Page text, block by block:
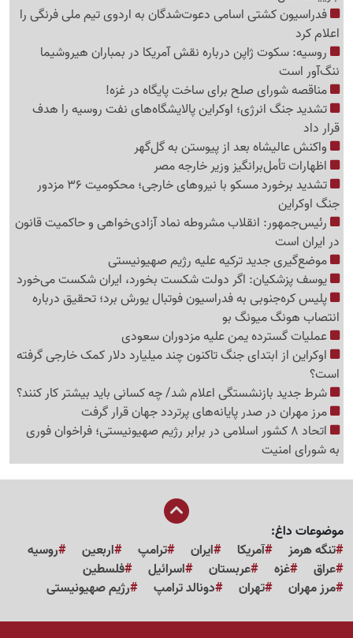
فدراسیون کشتی اسامی دعوت‌شدگان به اردوی تیم ملی فرنگی را
اعلام کرد
روسیه: سکوت ژاپن درباره نقش آمریکا در بمباران هیروشیما
ننگ‌آور است
مناقصه شورای صلح برای ساخت پایگاه در غزه!
تشدید جنگ انرژی؛ اوکراین پالایشگاه‌های نفت روسیه را هدف
قرار داد
واکنش عالیشاه بعد از پیوستن به گل‌گهر
اظهارات تأمل‌برانگیز وزیر خارجه مصر
تشدید برخورد مسکو با نیروهای خارجی؛ محکومیت 36 مزدور
جنگ اوکراین
رئیس‌جمهور: انقلاب مشروطه نماد آزادی‌خواهی و حاکمیت قانون
در ایران است
موضع‌گیری جدید ترکیه علیه رژیم صهیونیستی
یوسف پزشکیان: اگر دولت شکست بخورد، ایران شکست می‌خورد
پلیس کره‌جنوبی به فدراسیون فوتبال یورش برد؛ تحقیق درباره
انتصاب هونگ میونگ بو
عملیات گسترده یمن علیه مزدوران سعودی
اوکراین از ابتدای جنگ تاکنون چند میلیارد دلار کمک خارجی گرفته
است؟
شرط جدید بازنشستگی اعلام شد/ چه کسانی باید بیشتر کار کنند؟
مرز مهران در صدر پایانه‌های پرتردد جهان قرار گرفت
اتحاد 8 کشور اسلامی در برابر رژیم صهیونیستی؛ فراخوان فوری
به شورای امنیت
موضوعات داغ:
تنگه هرمز
آمریکا ایران ترامپ اربعین
روسیه
عراق
غزه عربستان اسرائیل
فلسطین
مرز مهران
تهران دونالد ترامپ رژیم صهیونیستی